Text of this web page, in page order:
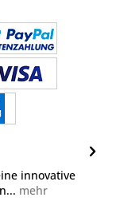
innovative
mehr